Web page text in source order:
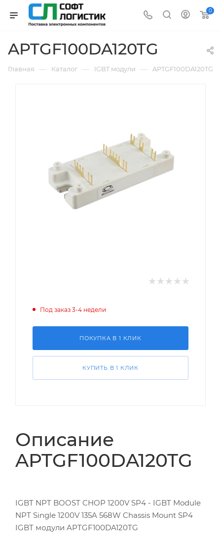
0
APTGF100DA120TG
Главная — Каталог — IGBT модули — APTGF100DA120TG
Под заказ 3-4 недели
ПОКУПКА В 1 КЛИК
КУПИТЬ В 1 КЛИК
Описание
APTGF100DA120TG
IGBT NPT BOOST CHOP 1200V SP4 - IGBT Module
NPT Single 1200V 135A 568W Chassis Mount SP4
IGBT модули APTGF100DA120TG